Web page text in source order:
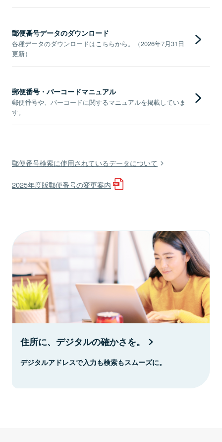
郵便番号データのダウンロード
各種データのダウンロードはこちらから。（2026年7月31日
更新）
郵便番号・バーコードマニュアル
郵便番号や、バーコードに関するマニュアルを掲載していま
す。
郵便番号検索に使用されているデータについて
2025年度版郵便番号の変更案内
住所に、デジタルの確かさを。
デジタルアドレスで入力も検索もスムーズに。